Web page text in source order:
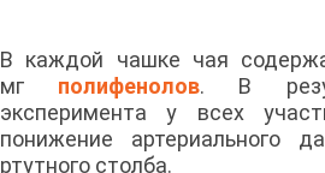
В каждой чашке чая
мг полифенолов. В
эксперимента у всех
понижение артериального
ртутного столба.